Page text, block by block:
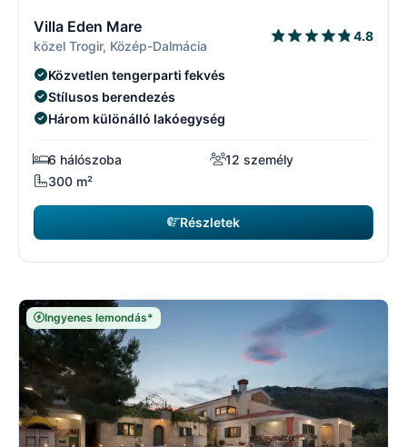
Villa Eden Mare
közel Trogir, Közép-Dalmácia
4.8
Közvetlen tengerparti fekvés
Stílusos berendezés
Három különálló lakóegység
6 hálószoba
12 személy
300 m²
Részletek
Ingyenes lemondás*